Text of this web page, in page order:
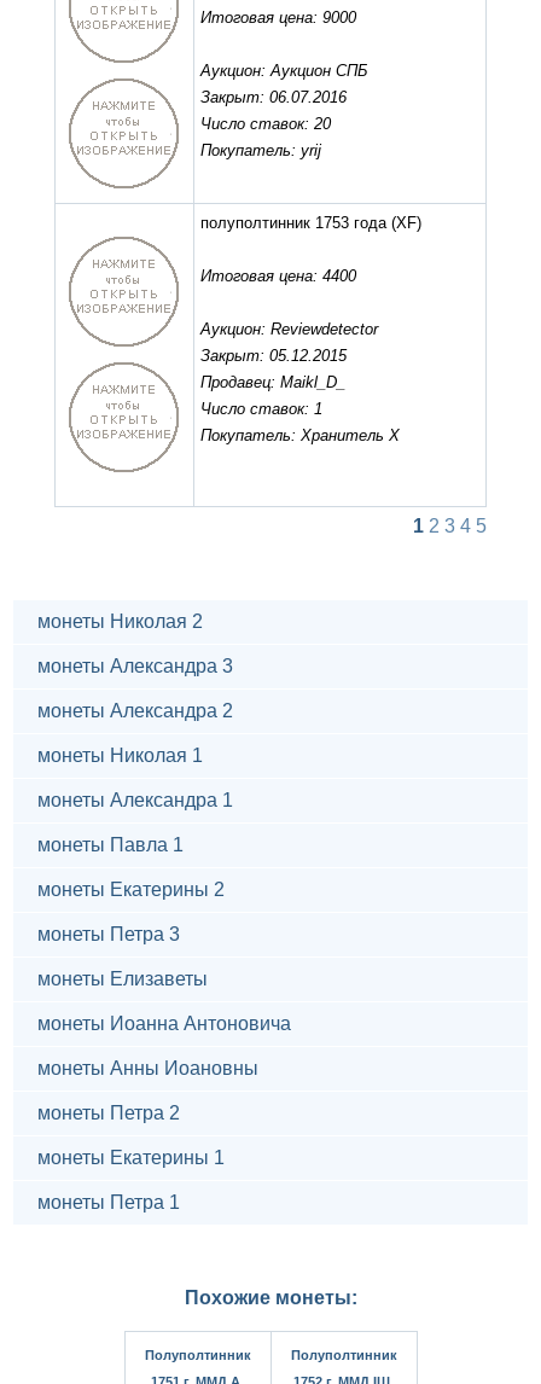
Итоговая цена: 9000
Аукцион: Аукцион СПБ
Закрыт: 06.07.2016
Число ставок: 20
Покупатель: yrij
полуполтинник 1753 года(XF)
Итоговая цена: 4400
Аукцион: Reviewdetector
Закрыт: 05.12.2015
Продавец: Maikl_D_
Число ставок: 1
Покупатель: Хранитель X
1 2 3 4 5
монеты Николая 2
монеты Александра 3
монеты Александра 2
монеты Николая 1
монеты Александра 1
монеты Павла 1
монеты Екатерины 2
монеты Петра 3
монеты Елизаветы
монеты Иоанна Антоновича
монеты Анны Иоановны
монеты Петра 2
монеты Екатерины 1
монеты Петра 1
Похожие монеты:
Полуполтинник
Полуполтинник